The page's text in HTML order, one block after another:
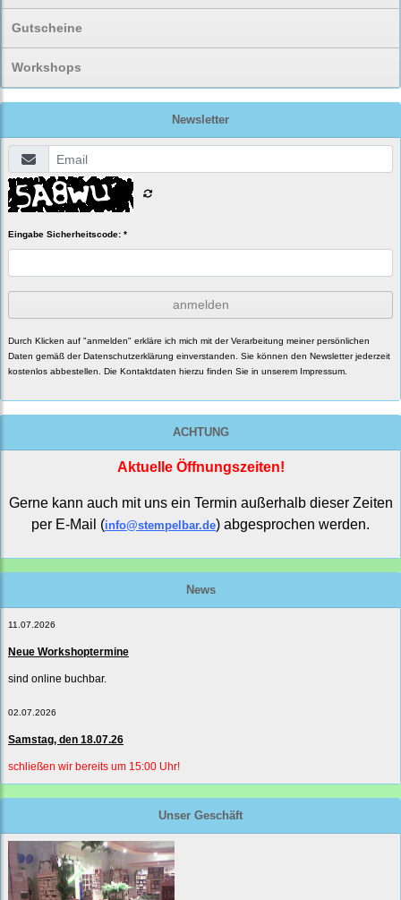
Gutscheine
Workshops
Newsletter
Eingabe Sicherheitscode: *
anmelden
Durch Klicken auf "anmelden" erkläre ich mich mit der Verarbeitung meiner persönlichen
Daten gemäß der Datenschutzerklärung einverstanden. Sie können den Newsletter jederzeit
kostenlos abbestellen. Die Kontaktdaten hierzu finden Sie in unserem Impressum.
ACHTUNG
Aktuelle Öffnungszeiten!
Gerne kann auch mit uns ein Termin außerhalb dieser Zeiten
per E-Mail (info@stempelbar.de) abgesprochen werden.
News
11.07.2026
Neue Workshoptermine
sind online buchbar.
02.07.2026
Samstag, den 18.07.26
schließen wir bereits um 15:00 Uhr!
Unser Geschäft